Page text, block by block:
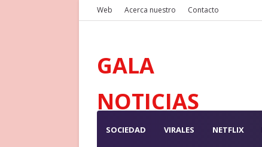
Web Acerca nuestro Contacto
GALA
NOTICIAS
SOCIEDAD VIRALES NETFLIX